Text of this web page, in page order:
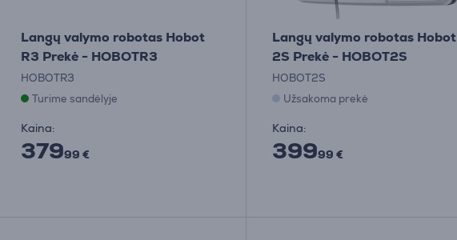
Langų valymo robotas Hobot
R3 Prekė - HOBOTR3
HOBOTR3
Turime sandėlyje
Kaina:
37999 €
Langų valymo robotas Hobot
2S Prekė - HOBOT2S
HOBOT2S
Užsakoma prekė
Kaina:
39999 €